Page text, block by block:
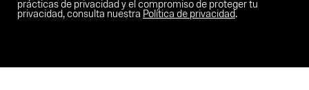
prácticas de privacidad y el compromiso de proteger tu
privacidad, consulta nuestra Política de privacidad.